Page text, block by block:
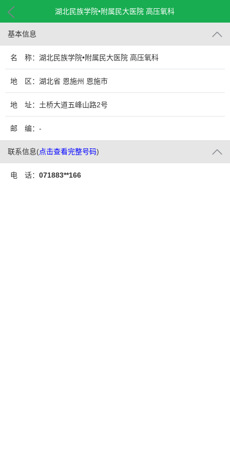
湖北民族学院•附属民大医院 高压氧科
基本信息
名 称：湖北民族学院•附属民大医院 高压氧科
地 区：湖北省 恩施州 恩施市
地 址：土桥大道五峰山路2号
邮 编：-
联系信息(点击查看完整号码)
电 话： 071883**166